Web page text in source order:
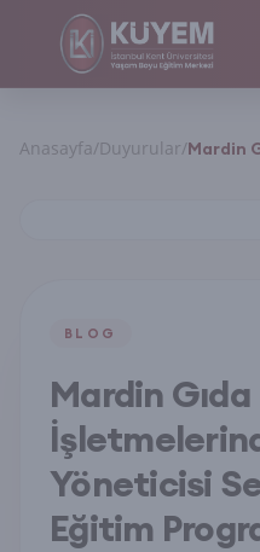
Anasayfa/Duyurular/Mardin
BLOG
Mardin Gıda
Yöneticisi
Eğitim